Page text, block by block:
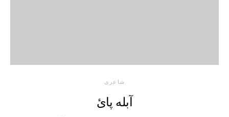
شاعری
آبله پائ